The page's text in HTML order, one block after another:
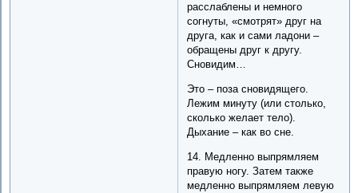
расслаблены и немного
согнуты, «смотрят» друг на
друга, как и сами ладони –
обращены друг к другу.
Сновидим…
Это – поза сновидящего.
Лежим минуту (или столько,
сколько желает тело).
Дыхание – как во сне.
14. Медленно выпрямляем
правую ногу. Затем также
медленно выпрямляем левую